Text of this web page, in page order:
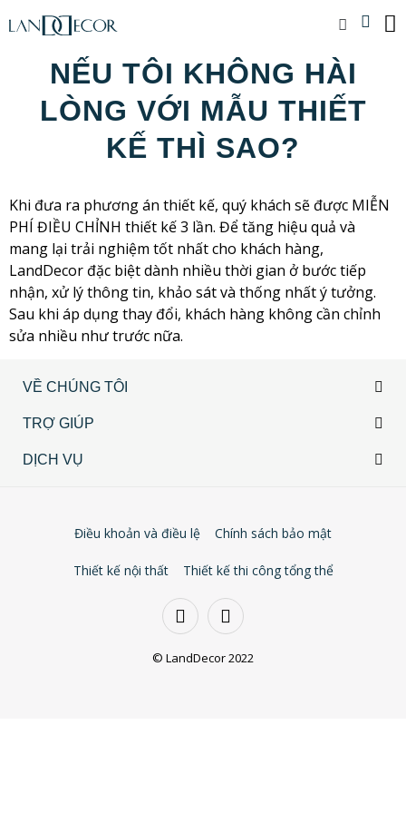
NẾU TÔI KHÔNG HÀI
LÒNG VỚI MẪU THIẾT
KẾ THÌ SAO?
Khi đưa ra phương án thiết kế, quý khách sẽ được MIỄN
PHÍ ĐIỀU CHỈNH thiết kế 3 lần. Để tăng hiệu quả và
mang lại trải nghiệm tốt nhất cho khách hàng,
LandDecor đặc biệt dành nhiều thời gian ở bước tiếp
nhận, xử lý thông tin, khảo sát và thống nhất ý tưởng.
Sau khi áp dụng thay đổi, khách hàng không cần chỉnh
sửa nhiều như trước nữa.
VỀ CHÚNG TÔI
TRỢ GIÚP
DỊCH VỤ
Điều khoản và điều lệ Chính sách bảo mật
Thiết kế nội thất Thiết kế thi công tổng thể
© LandDecor 2022